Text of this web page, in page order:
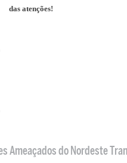
das atenções!
Ameaçados do Nordeste